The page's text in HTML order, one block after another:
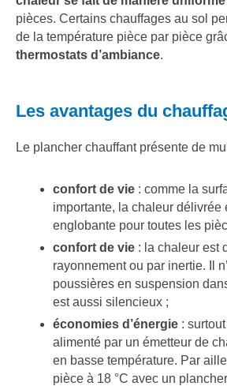
pièces. Certains chauffages au sol
de la température pièce par pièce
thermostats d’ambiance.
Les avantages du
Le plancher chauffant présente de
confort de vie: comme la
importante, la chaleur délivrée
englobante pour toutes les
confort de vie: la chaleur est
rayonnement ou par inertie. Il
poussières en suspension
est aussi silencieux ;
économies d’énergie :
alimenté par un émetteur de
en basse température. Par
pièce à 18 °C avec un